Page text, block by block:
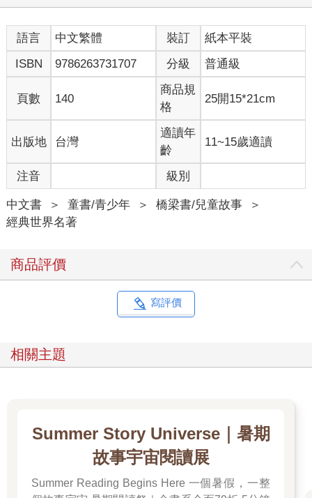
語言 中文繁體 裝訂
紙本平裝
ISBN
9786263731707 分級 普通級
頁數 140
商品規
格
25開15*21cm
出版地 台灣
適讀年
齡
11~15歲適讀
注音 級別
中文書 ＞ 童書/青少年 ＞ 橋梁書/兒童故事
＞
經典世界名著
商品評價
寫評價
相關主題
Summer Story Universe｜暑期
故事宇宙閱讀展
Summer Reading Begins Here 一個暑假，一整